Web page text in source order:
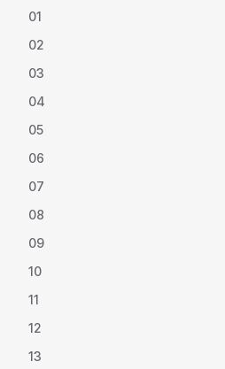
01
02
03
04
05
06
07
08
09
10
11
12
13